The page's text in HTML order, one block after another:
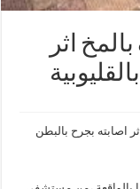
اثر
مصرعه اثر اصابته بجرح بالبطن